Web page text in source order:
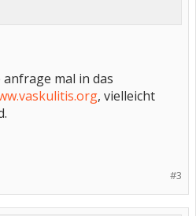
mal in das
, vielleicht
#3